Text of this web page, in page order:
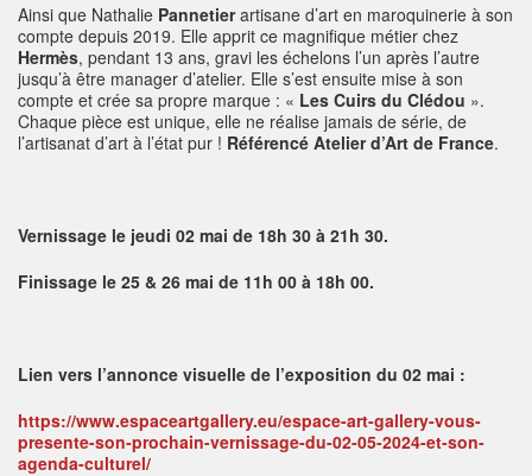
Ainsi que Nathalie Pannetierartisane d’art en maroquinerie à son
compte depuis 2019. Elle apprit ce magnifique métier chez
Hermès, pendant 13 ans, gravi les échelons l’un après l’autre
jusqu’à être manager d’atelier. Elle s’est ensuite mise à son
compte et crée sa propre marque : « Les Cuirs du Clédou ».
Chaque pièce est unique, elle ne réalise jamais de série, de
l’artisanat d’art à l’état pur ! Référencé Atelier d’Art de France.
Vernissage le jeudi 02 mai de 18h 30 à 21h 30.
Finissage le 25 & 26 mai de 11h 00 à 18h 00.
Lien vers l’annonce visuelle de l’exposition du 02 mai :
https://www.espaceartgallery.eu/espace-art-gallery-vous-
presente-son-prochain-vernissage-du-02-05-2024-et-son-
agenda-culturel/